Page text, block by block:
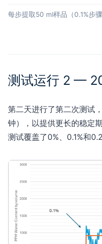
每步提取50 ml样品（0.1%步
测试运行 2 —
第二天进行了第二次测试
钟），以提供更长的稳定
测试覆盖了0%、0.1%和